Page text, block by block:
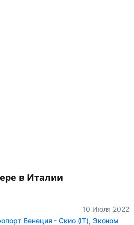
в Италии
10 Июля 2022
Венеция - Скио (IT), Эконом